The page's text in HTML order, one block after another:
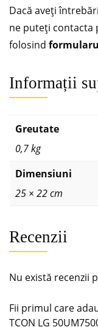
Dacă aveți
ne puteți contacta
folosind
Informații
Greutate
0,7 kg
Dimensiuni
25 × 22 cm
Recenzii
Nu există recenzii
Fii primul care
TCON LG